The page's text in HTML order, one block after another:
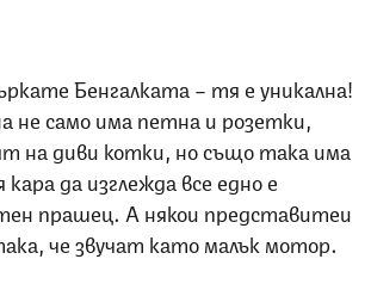
Бенгалката – тя е уникална!
не само има петна и розетки,
на диви котки, но също така има
да изглежда все едно е
прашец. А някои представитеи
че звучат като малък мотор.